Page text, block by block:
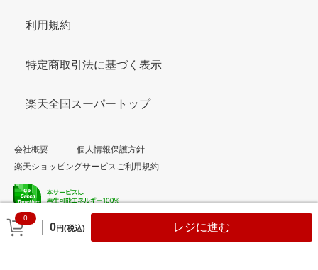
0
0円(税込) レジに進む
利用規約
特定商取引法に基づく表示
楽天全国スーパートップ
会社概要
個人情報保護方針
楽天ショッピングサービスご利用規約
© Rakuten Group, Inc.